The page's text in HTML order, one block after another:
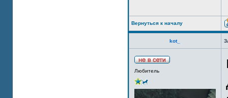
Вернуться к началу
kot_
Любитель